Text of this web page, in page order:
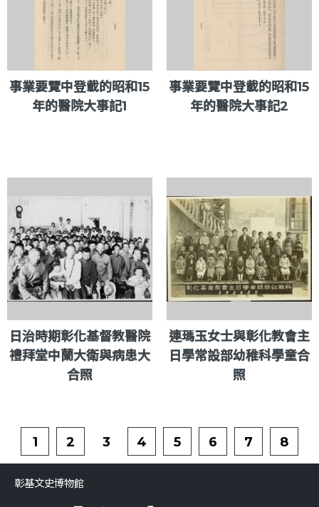
事業要覽中登載的昭和15
年的醫院大事記1
事業要覽中登載的昭和15
年的醫院大事記2
日治時期彰化基督教醫院
禮拜堂中蘭大衛與病患大
合照
連瑪玉女士與彰化教會主
日學常設部幼稚科學童合
照
1 2 3 4 5 6 7 8
彰基文史博物館